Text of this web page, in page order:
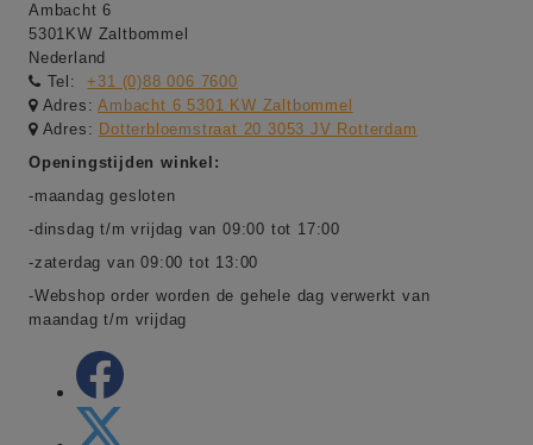
Ambacht 6
5301KW Zaltbommel
Nederland
Tel:
+31 (0)88 006 7600
Adres:Ambacht 6 5301 KW Zaltbommel
Adres: Dotterbloemstraat 20 3053 JV Rotterdam
Openingstijden winkel:
-maandag gesloten
-dinsdag t/m vrijdag van 09:00 tot 17:00
-zaterdag van 09:00 tot 13:00
-Webshop order worden de gehele dag verwerkt van
maandag t/m vrijdag